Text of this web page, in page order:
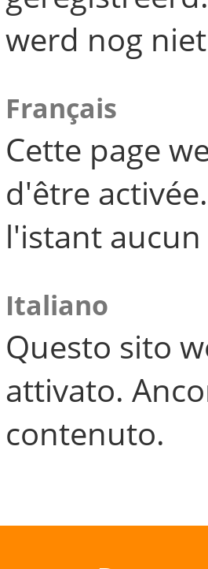
werd nog
Français
Cette page
d'être
l'istant
Italiano
Questo sito
attivato.
contenuto.